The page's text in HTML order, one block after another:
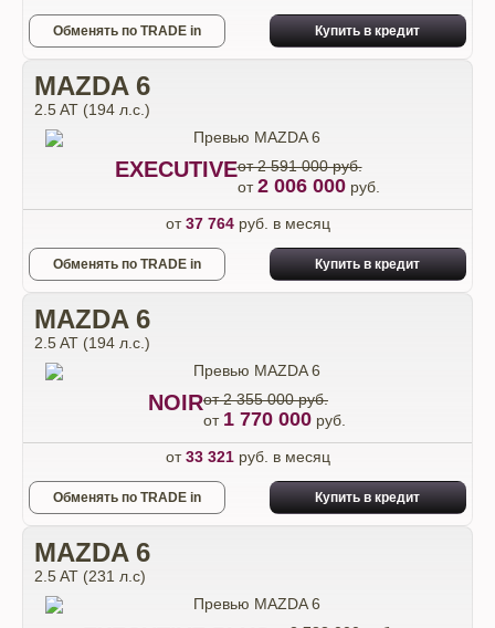
Обменять по TRADE in Купить в кредит
MAZDA 6
2.5 AT (194 л.с.)
EXECUTIVEот 2 591 000 руб.
от2 006 000руб.
от37 764руб. в месяц
Обменять по TRADE in Купить в кредит
MAZDA 6
2.5 AT (194 л.с.)
NOIRот 2 355 000 руб.
от 1 770 000 руб.
от33 321руб. в месяц
Обменять по TRADE in Купить в кредит
MAZDA 6
2.5 AT (231 л.с)